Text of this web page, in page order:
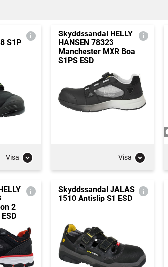
S1P
Visa
Skyddssandal HELLY
HANSEN 78323
Manchester MXR Boa
S1PS ESD
Visa
2
Skyddssandal JALAS
1510 Antislip S1 ESD